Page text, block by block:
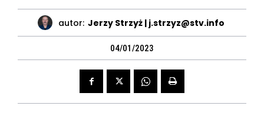
autor: Jerzy Strzyż | j.strzyz@stv.info
04/01/2023